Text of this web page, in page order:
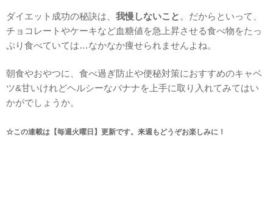
ダイエット成功の秘訣は、 我慢しないこと 。だからといって、
チョコレートやケーキなど血糖値を急上昇させる食べ物をたっ
ぷり食べていては…なかなか痩せられませんよね。
朝食やおやつに、食べ過ぎ防止や便秘対策におすすめのキャベ
ツ&甘いけれどヘルシーなバナナを上手に取り入れてみてはい
かがでしょうか。
☆この連載は【毎週火曜日】更新です。来週もどうぞお楽しみに！